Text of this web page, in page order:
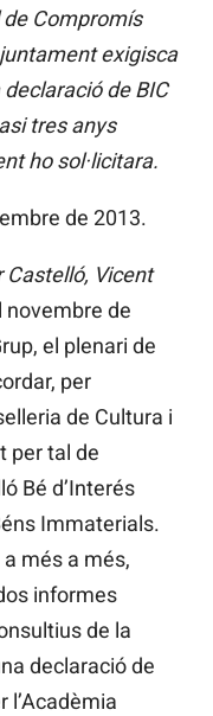
Compromís
exigisca
de BIC
tres anys
ho sol·licitara.
de 2013.
Vicent
novembre de
el plenari de
per
de Cultura i
per tal de
Bé d’Interés
Immaterials.
més a més,
informes
de la
declaració de
l’Acadèmia